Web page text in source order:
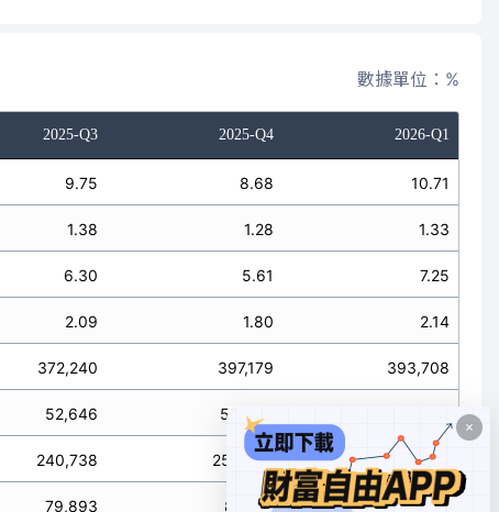
數據單位：%
2025-Q3 2025-Q4 2026-Q1
9.75 8.68 10.71
1.38 1.28 1.33
6.30 5.61 7.25
2.09 1.80 2.14
372,240 397,179 393,708
52,646 58,390
240,738 256,592 266,423
79,893 82,138 78,729